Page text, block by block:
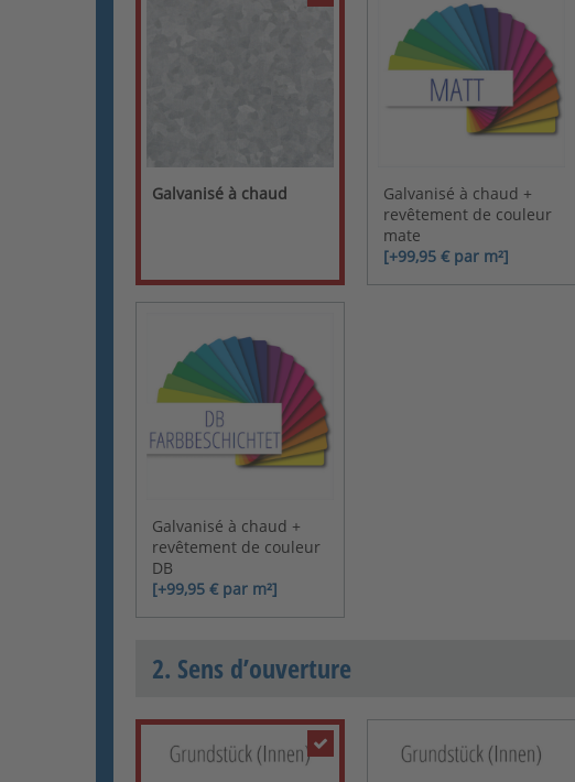
Galvanisé à chaud
Galvanisé à chaud +
revêtement de couleur
mate
[+99,95 € par m²]
Galvanisé à chaud +
revêtement de couleur
DB
[+99,95 € par m²]
2. Sens d’ouverture